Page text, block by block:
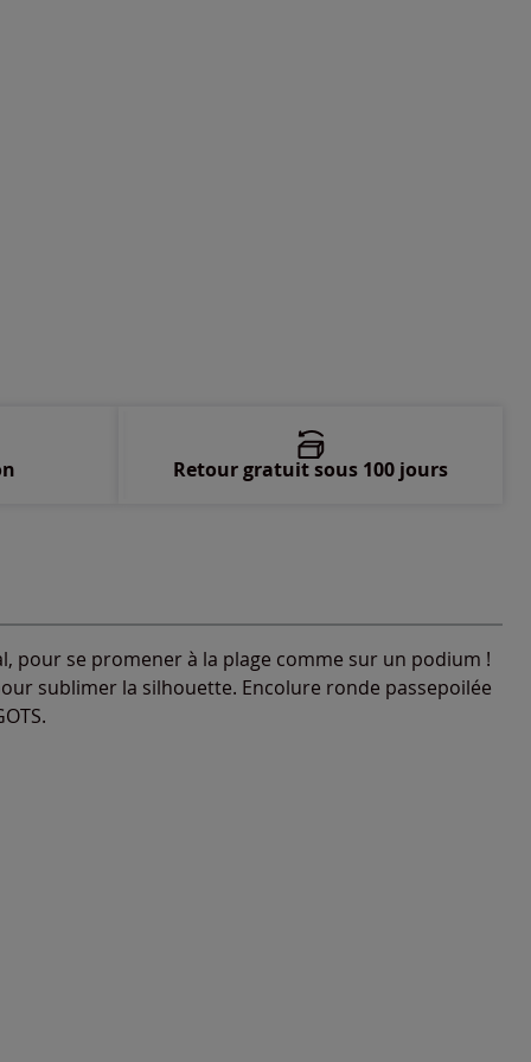
pour se promener à la plage comme sur un podium !
sublimer la silhouette. Encolure ronde passepoilée
Retour gratuit sous 100 jours